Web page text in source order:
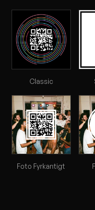
Classic
Foto Fyrkantigt